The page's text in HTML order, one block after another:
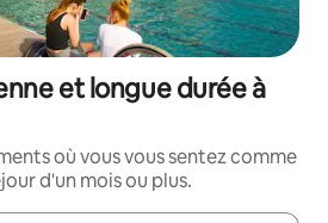
et longue durée à
où vous vous sentez comme
d'un mois ou plus.